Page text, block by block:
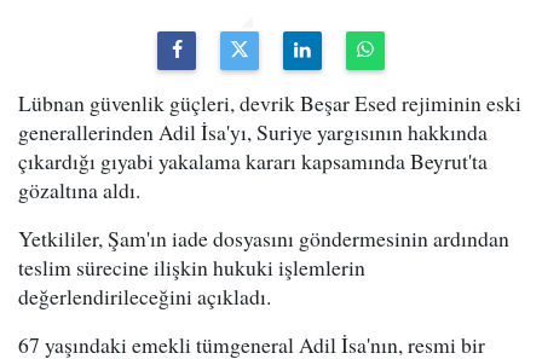
Lübnan güvenlik güçleri, devrik Beşar Esed rejiminin eski
generallerinden Adil İsa'yı, Suriye yargısının hakkında
çıkardığı gıyabi yakalama kararı kapsamında Beyrut'ta
gözaltına aldı.
Yetkililer, Şam'ın iade dosyasını göndermesinin ardından
teslim sürecine ilişkin hukuki işlemlerin
değerlendirileceğini açıkladı.
67 yaşındaki emekli tümgeneral Adil İsa'nın, resmi bir